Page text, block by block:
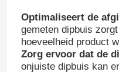
Optimaliseert de
gemeten dipbuis
hoeveelheid product
Zorg ervoor dat de
onjuiste dipbuis kan